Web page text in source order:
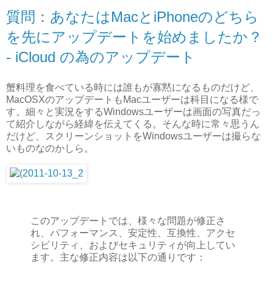
質問：あなたはMacとiPhoneのどちら
を先にアップデートを始めましたか？
- iCloud の為のアップデート
蟹料理を食べている時には誰もが寡黙になるものだけど、
MacOSXのアップデートもMacユーザーは科目になる様で
す。細々と実況をするWindowsユーザーは画面の写真だっ
て紹介しながら経緯を伝えてくる。そんな時に常々思うん
だけど、スクリーンショットをWindowsユーザーは撮らな
いものなのかしら。
このアップデートでは、様々な問題が修正さ
れ、パフォーマンス、安定性、互換性、アクセ
シビリティ、およびセキュリティが向上してい
ます。主な修正内容は以下の通りです：